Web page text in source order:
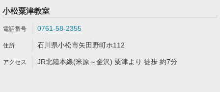
小松粟津教室
0761-58-2355
石川県小松市矢田野町ホ112
JR北陸本線(米原～金沢) 粟津より 徒歩 約7分